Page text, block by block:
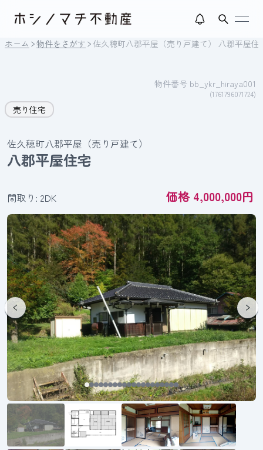
ホーム 物件をさがす 佐久穂町八郡平屋（売り戸建て） 八郡平屋住
物件番号 bb_ykr_hiraya001
(1761796071724)
売り住宅
佐久穂町八郡平屋（売り戸建て）
八郡平屋住宅
間取り: 2DK 価格 4,000,000円